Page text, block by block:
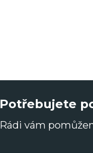
Potřebujete
Rádi vám